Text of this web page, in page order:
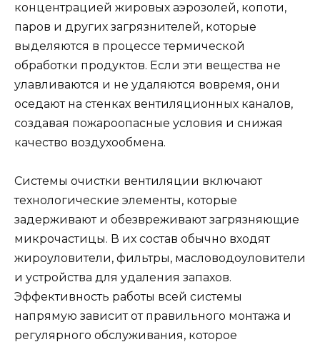
концентрацией жировых аэрозолей, копоти,
паров и других загрязнителей, которые
выделяются в процессе термической
обработки продуктов. Если эти вещества не
улавливаются и не удаляются вовремя, они
оседают на стенках вентиляционных каналов,
создавая пожароопасные условия и снижая
качество воздухообмена.
Системы очистки вентиляции включают
технологические элементы, которые
задерживают и обезвреживают загрязняющие
микрочастицы. В их состав обычно входят
жироуловители, фильтры, масловодоуловители
и устройства для удаления запахов.
Эффективность работы всей системы
напрямую зависит от правильного монтажа и
регулярного обслуживания, которое